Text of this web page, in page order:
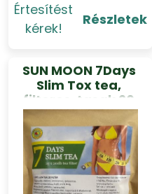
Értesítést
kérek!
Részletek
SUN MOON 7Days
Slim Tox tea,
filteres, tasak 20
db